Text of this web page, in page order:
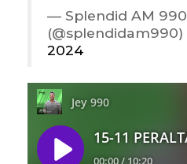
— Splendid AM 990
(@splendidam990)
2024